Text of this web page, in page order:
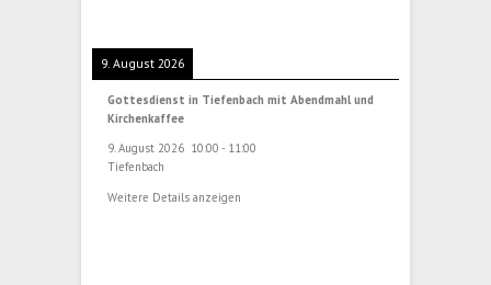
9. August 2026
Gottesdienst in Tiefenbach mit Abendmahl und
Kirchenkaffee
9. August 2026 10:00 - 11:00
Tiefenbach
Weitere Details anzeigen